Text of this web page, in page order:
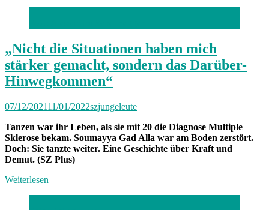
„Nicht die Situationen haben mich
stärker gemacht, sondern das Darüber-
Hinwegkommen“
07/12/202111/01/2022szjungeleute
Tanzen war ihr Leben, als sie mit 20 die Diagnose Multiple
Sklerose bekam. Soumayya Gad Alla war am Boden zerstört.
Doch: Sie tanzte weiter. Eine Geschichte über Kraft und
Demut. (SZ Plus)
Weiterlesen